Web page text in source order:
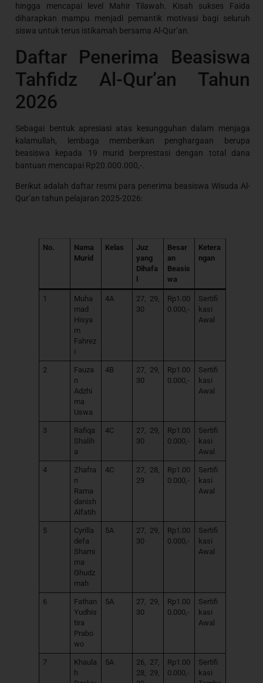
hingga mencapai level Mahir Tilawah. Kisah sukses Faida
diharapkan mampu menjadi pemantik motivasi bagi seluruh
siswa untuk terus istikamah bersama Al-Qur’an.
Daftar Penerima Beasiswa
Tahfidz Al-Qur’an Tahun
2026
Sebagai bentuk apresiasi atas kesungguhan dalam menjaga
kalamullah, lembaga memberikan penghargaan berupa
beasiswa kepada 19 murid berprestasi dengan total dana
bantuan mencapai Rp20.000.000,-.
Berikut adalah daftar resmi para penerima beasiswa Wisuda Al-
Qur’an tahun pelajaran 2025-2026:
No.
Nama
Murid
Kelas
Juz
yang
Dihafa
Besar
an
Beasis
wa
Ketera
ngan
1
Muha
mad
Hisya
m
Fahrez
i
4A
27, 29,
30
Rp1.00
0.000,-
Sertifi
kasi
Awal
2
Fauza
n
Adzhi
ma
Uswa
4B
27, 29,
30
Rp1.00
0.000,-
Sertifi
kasi
Awal
3
Rafiqa
Shalih
a
4C
27, 29,
30
Rp1.00
0.000,-
Sertifi
kasi
Awal
4
Zhafra
n
Rama
danish
Alfatih
4C
27, 28,
29
Rp1.00
0.000,-
Sertifi
kasi
Awal
5
Cyrilla
defa
Shami
ma
Ghudz
mah
5A
27, 29,
30
Rp1.00
0.000,-
Sertifi
kasi
Awal
6
Fathan
Yudhis
tira
Prabo
wo
5A
27, 29,
30
Rp1.00
0.000,-
Sertifi
kasi
Awal
7
Khaula
h
5A
26, 27,
28, 29,
Rp1.00
0.000,-
Sertifi
kasi